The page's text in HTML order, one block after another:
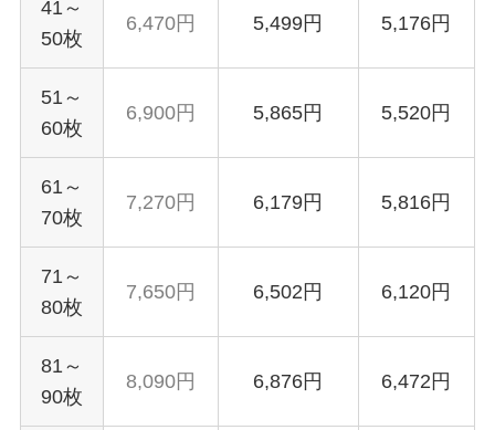
41～
50枚
6,470円 5,499円 5,176円
51～
60枚
6,900円 5,865円 5,520円
61～
70枚
7,270円 6,179円 5,816円
71～
80枚
7,650円 6,502円 6,120円
81～
90枚
8,090円 6,876円 6,472円